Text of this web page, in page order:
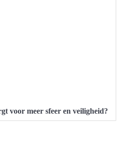
voor meer sfeer en veiligheid?